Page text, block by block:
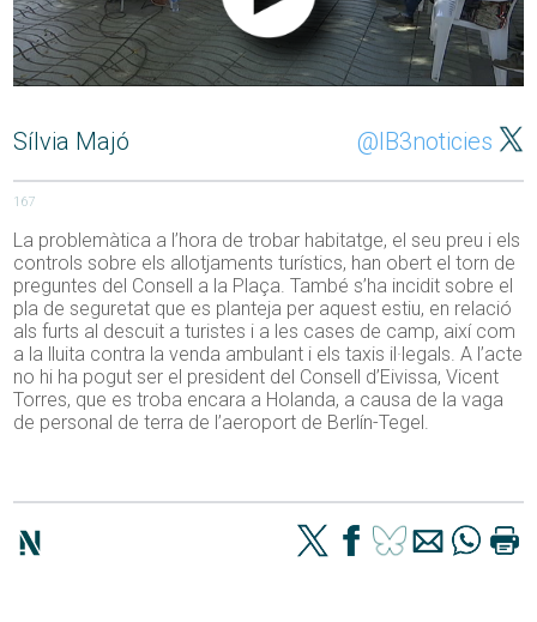
Sílvia Majó @IB3noticies
167
La problemàtica a l’hora de trobar habitatge, el seu preu i els
controls sobre els allotjaments turístics, han obert el torn de
preguntes del Consell a la Plaça. També s’ha incidit sobre el
pla de seguretat que es planteja per aquest estiu, en relació
als furts al descuit a turistes i a les cases de camp, així com
a la lluita contra la venda ambulant i els taxis il·legals. A l’acte
no hi ha pogut ser el president del Consell d’Eivissa, Vicent
Torres, que es troba encara a Holanda, a causa de la vaga
de personal de terra de l’aeroport de Berlín-Tegel.